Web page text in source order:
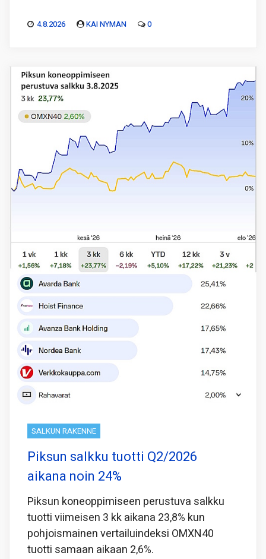
4.8.2026 KAI NYMAN 0
SALKUN RAKENNE
Piksun salkku tuotti Q2/2026
aikana noin 24%
Piksun koneoppimiseen perustuva salkku
tuotti viimeisen 3 kk aikana 23,8% kun
pohjoismainen vertailuindeksi OMXN40
tuotti samaan aikaan 2,6%.